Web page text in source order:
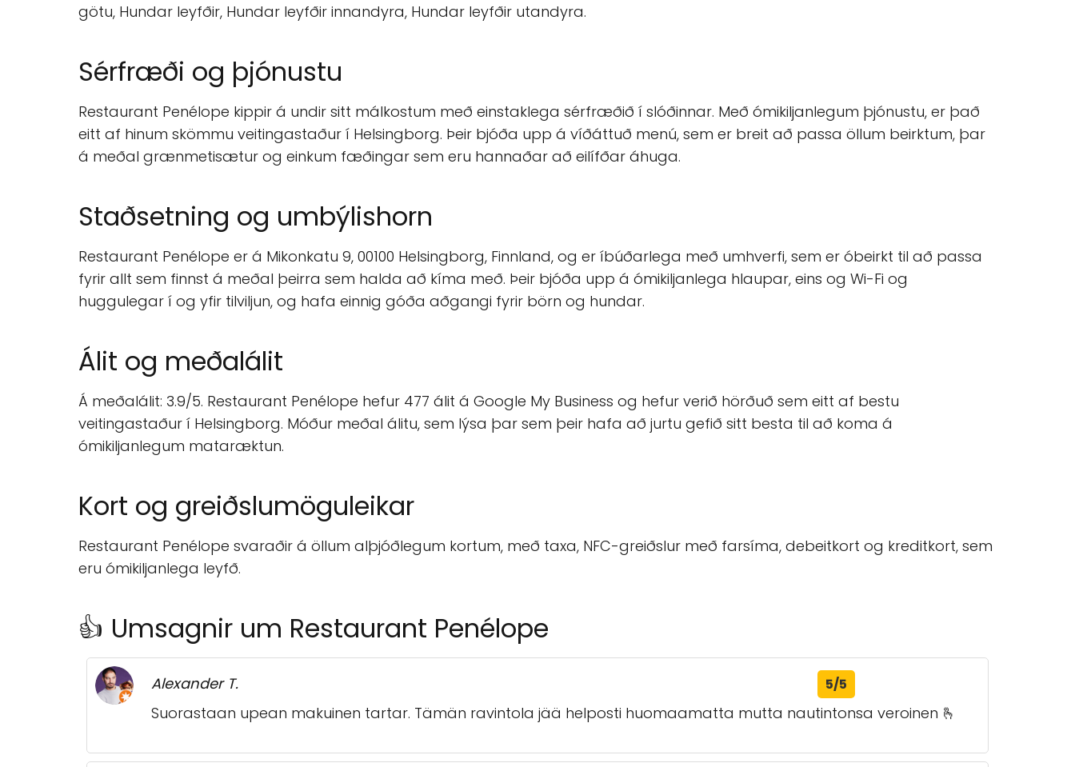
götu, Hundar leyfðir, Hundar leyfðir innandyra, Hundar leyfðir utandyra.
Sérfræði og þjónustu
Restaurant Penélope kippir á undir sitt málkostum með einstaklega sérfræðið í slóðinnar. Með ómikiljanlegum þjónustu, er það
eitt af hinum skömmu veitingastaður í Helsingborg. Þeir bjóða upp á víðáttuð menú, sem er breit að passa öllum beirktum, þar
á meðal grænmetisætur og einkum fæðingar sem eru hannaðar að eilífðar áhuga.
Staðsetning og umbýlishorn
Restaurant Penélope er á Mikonkatu 9, 00100 Helsingborg, Finnland, og er íbúðarlega með umhverfi, sem er óbeirkt til að passa
fyrir allt sem finnst á meðal þeirra sem halda að kíma með. Þeir bjóða upp á ómikiljanlega hlaupar, eins og Wi-Fi og
huggulegar í og yfir tilviljun, og hafa einnig góða aðgangi fyrir börn og hundar.
Álit og meðalálit
Á meðalálit: 3.9/5. Restaurant Penélope hefur 477 álit á Google My Business og hefur verið hörðuð sem eitt af bestu
veitingastaður í Helsingborg. Móður meðal álitu, sem lýsa þar sem þeir hafa að jurtu gefið sitt besta til að koma á
ómikiljanlegum mataræktun.
Kort og greiðslumöguleikar
Restaurant Penélope svaraðir á öllum alþjóðlegum kortum, með taxa, NFC-greiðslur með farsíma, debeitkort og kreditkort, sem
eru ómikiljanlega leyfð.
👍 Umsagnir um Restaurant Penélope
Alexander T. 5/5
Suorastaan upean makuinen tartar. Tämän ravintola jää helposti huomaamatta mutta nautintonsa veroinen 🫰